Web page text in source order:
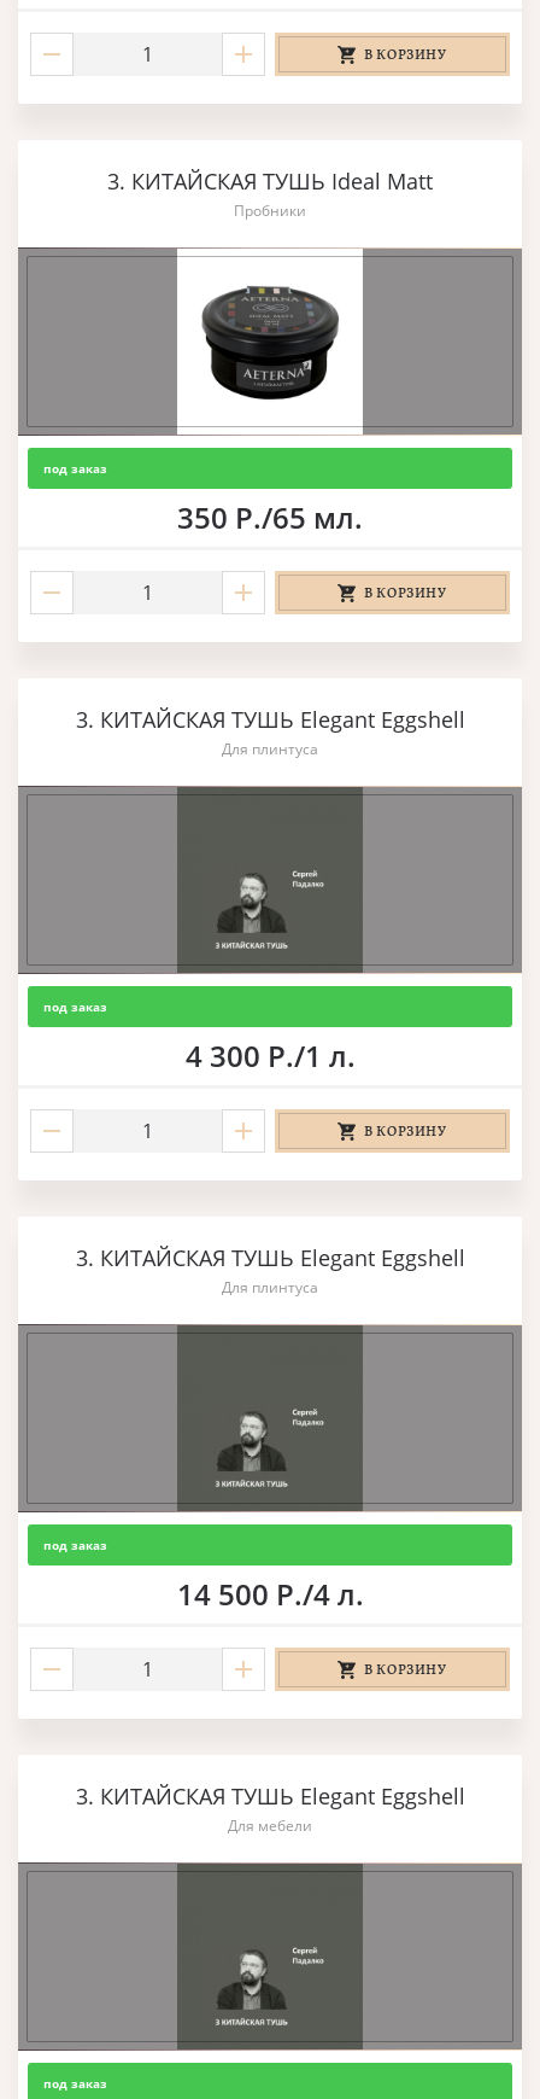
В КОРЗИНУ
3. КИТАЙСКАЯ ТУШЬ Ideal Matt
Пробники
под заказ
350 Р./65 мл.
В КОРЗИНУ
3. КИТАЙСКАЯ ТУШЬ Elegant Eggshell
Для плинтуса
под заказ
4 300 Р./1 л.
В КОРЗИНУ
3. КИТАЙСКАЯ ТУШЬ Elegant Eggshell
Для плинтуса
под заказ
14 500 Р./4 л.
В КОРЗИНУ
3. КИТАЙСКАЯ ТУШЬ Elegant Eggshell
Для мебели
под заказ